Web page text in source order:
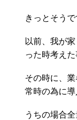
きっとそうで
以前、我が
った時考えた
その時に、
常時の為に導
うちの場合